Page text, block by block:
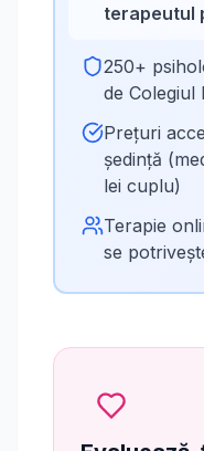
terapeutul
250+
de Colegiul
Prețuri
ședință
lei cuplu)
Terapie
se